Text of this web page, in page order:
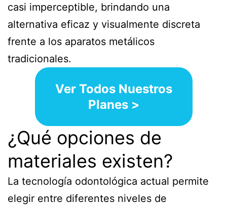
casi imperceptible, brindando una
alternativa eficaz y visualmente discreta
frente a los aparatos metálicos
tradicionales.
Ver Todos Nuestros
Planes >
¿Qué opciones de
materiales existen?
La tecnología odontológica actual permite
elegir entre diferentes niveles de